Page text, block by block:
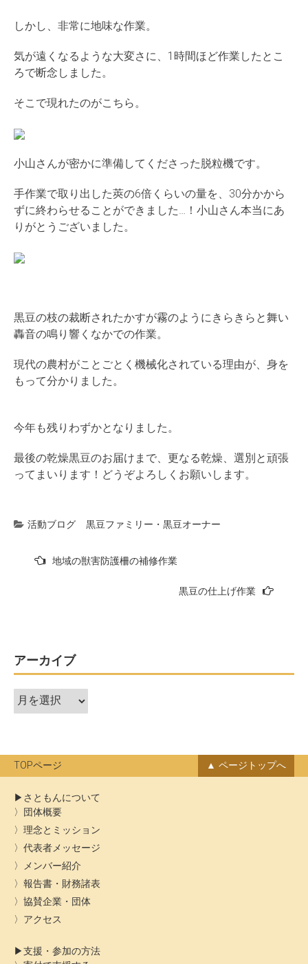
しかし、非常に地味な作業。
気が遠くなるような大変さに、1時間ほど作業したとこ
ろで断念しました。
そこで現れたのがこちら。
小山さんが密かに準備してくださった脱粒機です。
手作業で取り出した莢の6倍くらいの量を、30分かから
ずに終わらせることができました…！小山さん本当にあ
りがとうございました。
黒豆の枝の裁断されたかすが霧のようにきらきらと舞い
轟音の鳴り響くなかでの作業。
現代の農村がことごとく機械化されている理由が、身を
もって分かりました。
今年も残りわずかとなりました。
最後の乾燥黒豆のお届けまで、更なる乾燥、選別と頑張
ってまいります！どうぞよろしくお願いします。
活動ブログ 黒豆ファミリー・黒豆オーナー
ー
シ
ョ
地域の獣害防護柵の補修作業
黒豆の仕上げ作業
アーカイブ
ア
ー
ブ
TOPページ ページトップへ
さともんについて
団体概要
理念とミッション
代表者メッセージ
メンバー紹介
報告書・財務諸表
協賛企業・団体
アクセス
支援・参加の方法